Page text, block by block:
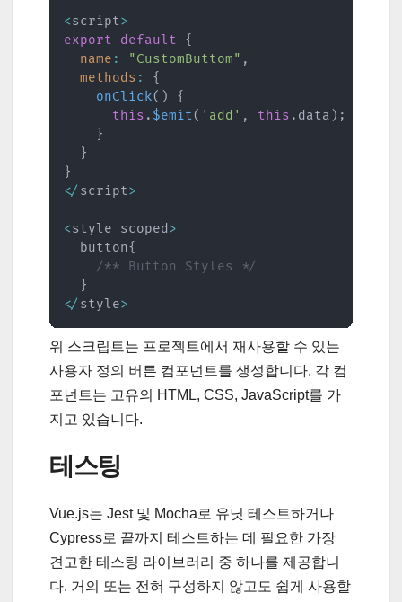
<script>
export
default
{
name : "CustomButtom" ,
methods :
{
onClick( )
{
this . $emit( 'add' , this . data ) ;
}
}
}
</ script>
<style scoped >
  button
{
/** Button Styles */
}
</ style>
위 스크립트는 프로젝트에서 재사용할 수 있는
사용자 정의 버튼 컴포넌트를 생성합니다. 각 컴
포넌트는 고유의 HTML, CSS, JavaScript를 가
지고 있습니다.
테스팅
Vue.js는 Jest 및 Mocha로 유닛 테스트하거나
Cypress로 끝까지 테스트하는 데 필요한 가장
견고한 테스팅 라이브러리 중 하나를 제공합니
다. 거의 또는 전혀 구성하지 않고도 쉽게 사용할